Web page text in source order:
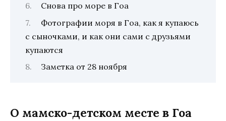
Снова про море в Гоа
Фотографии моря в Гоа, как я купаюсь
с сыночками, и как они сами с друзьями
купаются
Заметка от 28 ноября
О мамско-детском месте в Гоа